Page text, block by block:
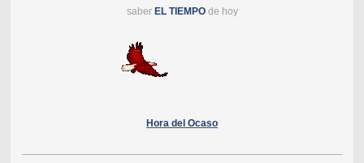
saber EL TIEMPOde hoy
Hora del Ocaso